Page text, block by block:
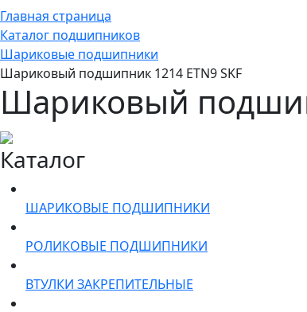
Главная страница
Каталог подшипников
Шариковые подшипники
Шариковый подшипник 1214 ETN9 SKF
Шариковый
Каталог
ШАРИКОВЫЕ ПОДШИПНИКИ
РОЛИКОВЫЕ ПОДШИПНИКИ
ВТУЛКИ ЗАКРЕПИТЕЛЬНЫЕ